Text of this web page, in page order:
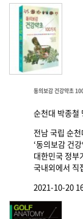
동의보감 건강약초
순천대 박종철
전남 국립 순
‘동의보감 건
대한민국 정부
국내외에서 직
2021-10-20